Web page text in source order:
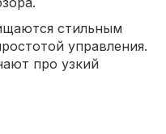
стильным
управления.
про узкий